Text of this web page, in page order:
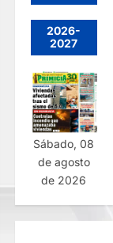
2026-
2027
Sábado, 08
de agosto
de 2026